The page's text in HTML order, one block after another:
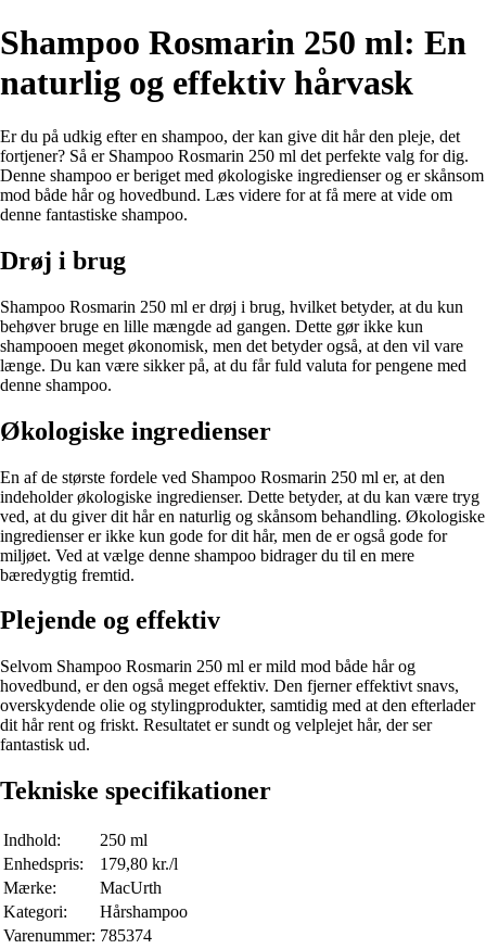
Shampoo Rosmarin 250 ml: En
naturlig og effektiv hårvask
Er du på udkig efter en shampoo, der kan give dit hår den pleje, det
fortjener? Så er Shampoo Rosmarin 250 ml det perfekte valg for dig.
Denne shampoo er beriget med økologiske ingredienser og er skånsom
mod både hår og hovedbund. Læs videre for at få mere at vide om
denne fantastiske shampoo.
Drøj i brug
Shampoo Rosmarin 250 ml er drøj i brug, hvilket betyder, at du kun
behøver bruge en lille mængde ad gangen. Dette gør ikke kun
shampooen meget økonomisk, men det betyder også, at den vil vare
længe. Du kan være sikker på, at du får fuld valuta for pengene med
denne shampoo.
Økologiske ingredienser
En af de største fordele ved Shampoo Rosmarin 250 ml er, at den
indeholder økologiske ingredienser. Dette betyder, at du kan være tryg
ved, at du giver dit hår en naturlig og skånsom behandling. Økologiske
ingredienser er ikke kun gode for dit hår, men de er også gode for
miljøet. Ved at vælge denne shampoo bidrager du til en mere
bæredygtig fremtid.
Plejende og effektiv
Selvom Shampoo Rosmarin 250 ml er mild mod både hår og
hovedbund, er den også meget effektiv. Den fjerner effektivt snavs,
overskydende olie og stylingprodukter, samtidig med at den efterlader
dit hår rent og friskt. Resultatet er sundt og velplejet hår, der ser
fantastisk ud.
Tekniske specifikationer
Indhold:
250 ml
Enhedspris:
179,80 kr./l
Mærke:
MacUrth
Kategori:
Hårshampoo
Varenummer: 785374